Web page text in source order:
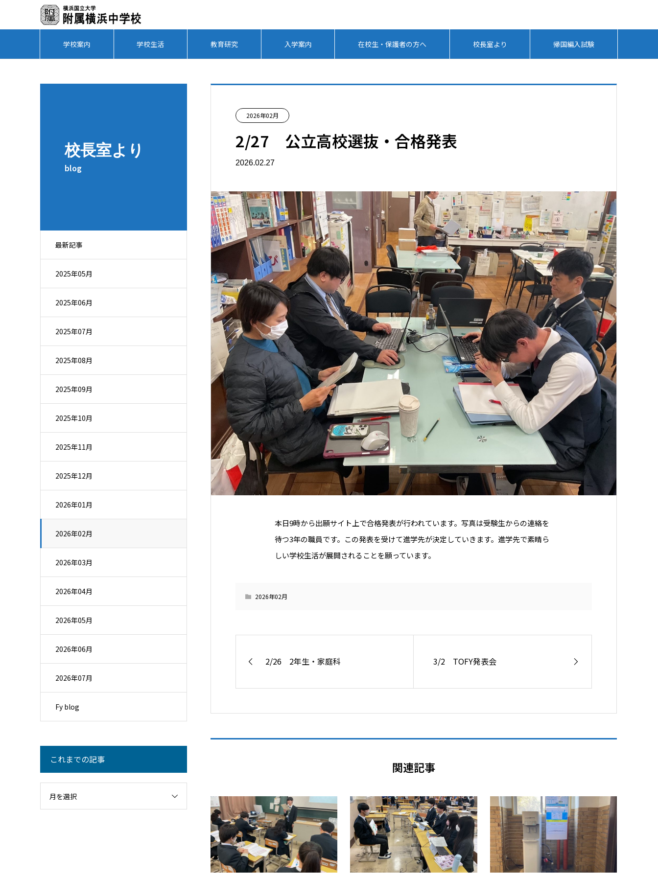
学校案内 学校生活 教育研究 入学案内 在校生・保護者の方へ 校長室より 帰国編入試験
校長室より
blog
最新記事
2025年05月
2025年06月
2025年07月
2025年08月
2025年09月
2025年10月
2025年11月
2025年12月
2026年01月
2026年02月
2026年03月
2026年04月
2026年05月
2026年06月
2026年07月
Fy blog
2026年02月
2/27 公立高校選抜・合格発表
2026.02.27
本日9時から出願サイト上で合格発表が行われています。写真は受験生からの連絡を
待つ3年の職員です。この発表を受けて進学先が決定していきます。進学先で素晴ら
しい学校生活が展開されることを願っています。
2026年02月
2/26 2年生・家庭科 3/2 TOFY発表会
関連記事
これまでの記事
月を選択